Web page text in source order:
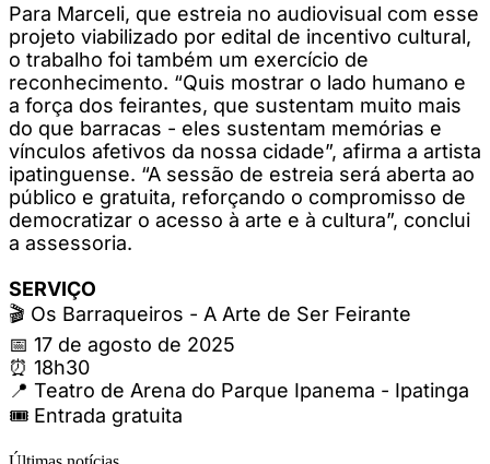
Para Marceli, que estreia no audiovisual com esse
projeto viabilizado por edital de incentivo cultural,
o trabalho foi também um exercício de
reconhecimento. “Quis mostrar o lado humano e
a força dos feirantes, que sustentam muito mais
do que barracas - eles sustentam memórias e
vínculos afetivos da nossa cidade”, afirma a artista
ipatinguense. “A sessão de estreia será aberta ao
público e gratuita, reforçando o compromisso de
democratizar o acesso à arte e à cultura”, conclui
a assessoria.
SERVIÇO
🎬 Os Barraqueiros - A Arte de Ser Feirante
📅 17 de agosto de 2025
⏰ 18h30
📍 Teatro de Arena do Parque Ipanema - Ipatinga
🎟 Entrada gratuita